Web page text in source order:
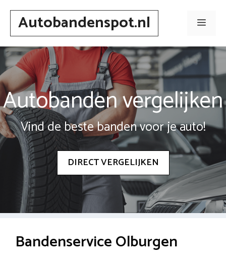
Spring
inhoudAutobandenspot.nl Menu
Autobanden vergelijken
Vind de beste banden voor je auto!
DIRECT VERGELIJKEN
Bandenservice Olburgen